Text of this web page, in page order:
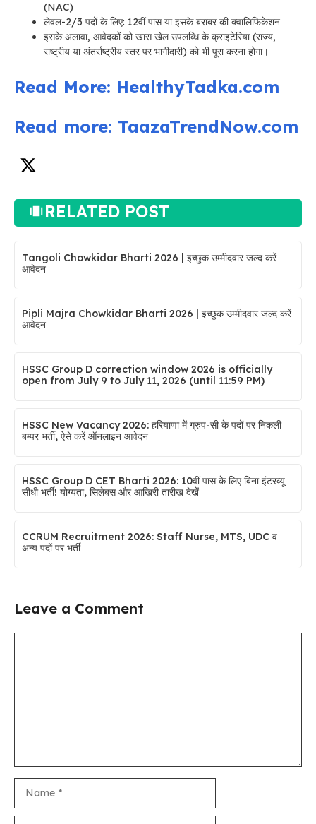
(NAC)
लेवल-2/3 पदों के लिए: 12वीं पास या इसके बराबर की क्वालिफिकेशन
इसके अलावा, आवेदकों को खास खेल उपलब्धि के क्राइटेरिया (राज्य,
राष्ट्रीय या अंतर्राष्ट्रीय स्तर पर भागीदारी) को भी पूरा करना होगा।
Read More: HealthyTadka.com
Read more: TaazaTrendNow.com
RELATED POST
Tangoli Chowkidar Bharti 2026 | इच्छुक उम्मीदवार जल्द करें
आवेदन
Pipli Majra Chowkidar Bharti 2026 | इच्छुक उम्मीदवार जल्द करें
आवेदन
HSSC Group D correction window 2026 is officially
open from July 9 to July 11, 2026 (until 11:59 PM)
HSSC New Vacancy 2026: हरियाणा में ग्रुप-सी के पदों पर निकली
बम्पर भर्ती, ऐसे करें ऑनलाइन आवेदन
HSSC Group D CET Bharti 2026: 10वीं पास के लिए बिना इंटरव्यू
सीधी भर्ती! योग्यता, सिलेबस और आखिरी तारीख देखें
CCRUM Recruitment 2026: Staff Nurse, MTS, UDC व
अन्य पदों पर भर्ती
Leave a Comment